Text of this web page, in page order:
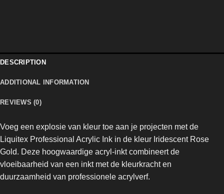
DESCRIPTION
ADDITIONAL INFORMATION
REVIEWS (0)
Voeg een explosie van kleur toe aan je projecten met de
Liquitex Professional Acrylic Ink in de kleur Iridescent Rose
Gold. Deze hoogwaardige acryl-inkt combineert de
vloeibaarheid van een inkt met de kleurkracht en
duurzaamheid van professionele acrylverf.